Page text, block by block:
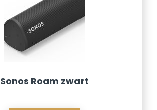
Sonos Roam zwart